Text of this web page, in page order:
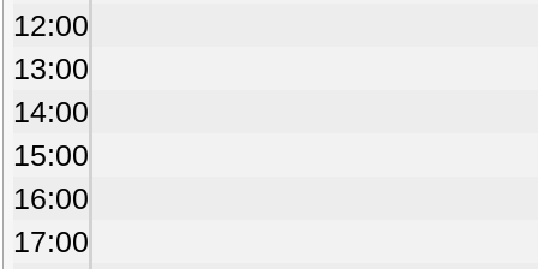
12:00
13:00
14:00
15:00
16:00
17:00